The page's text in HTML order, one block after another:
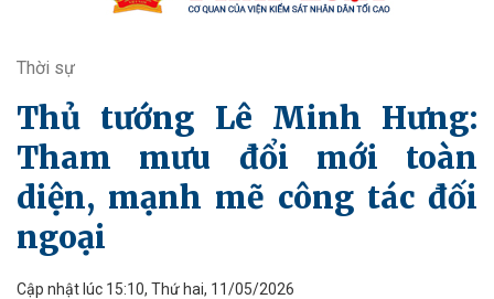
Thời sự
Thủ tướng Lê Minh Hưng:
Tham mưu đổi mới toàn
diện, mạnh mẽ công tác đối
ngoại
Cập nhật lúc 15:10, Thứ hai, 11/05/2026